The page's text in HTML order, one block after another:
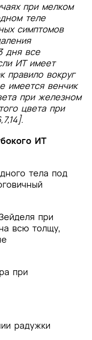
при мелком
теле
симптомов
дня все
ИТ имеет
правило вокруг
имеется венчик
при железном
цвета при
ИТ
тела под
при
всю толщу,
при
радужки